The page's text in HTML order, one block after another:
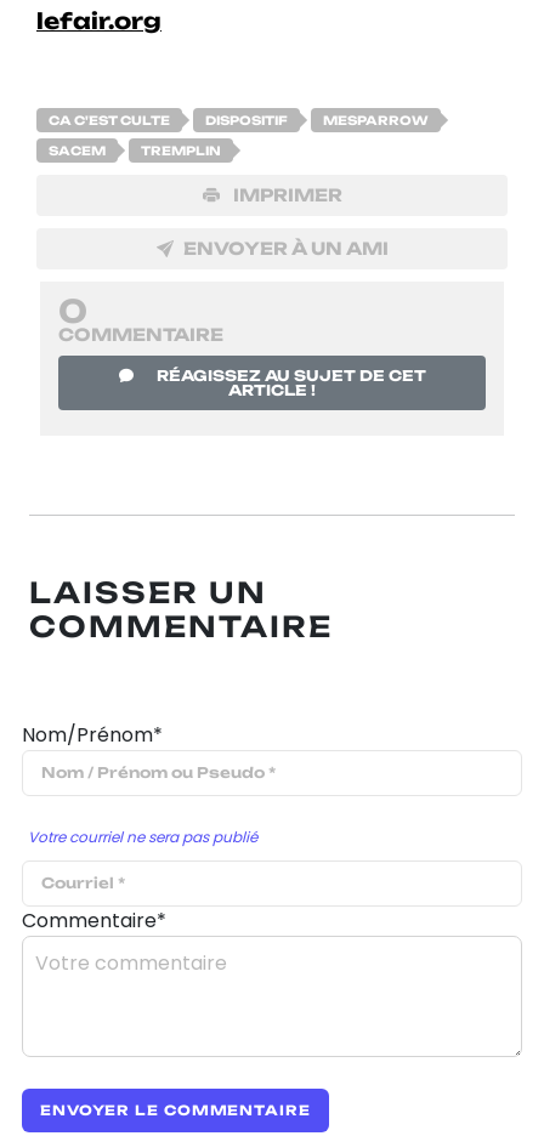
lefair.org
CA C'EST CULTE DISPOSITIF MESPARROW
SACEM TREMPLIN
IMPRIMER
ENVOYER À UN AMI
0
COMMENTAIRE
RÉAGISSEZ AU SUJET DE CET
ARTICLE !
LAISSER UN
COMMENTAIRE
Nom/Prénom*
Votre courriel ne sera pas publié
Commentaire*